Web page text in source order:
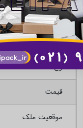
قیمت
موقعیت ملک